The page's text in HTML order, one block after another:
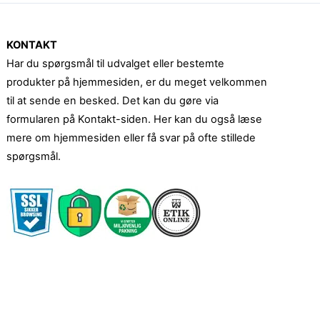
KONTAKT
Har du spørgsmål til udvalget eller bestemte
produkter på hjemmesiden, er du meget velkommen
til at sende en besked. Det kan du gøre via
formularen på Kontakt-siden. Her kan du også læse
mere om hjemmesiden eller få svar på ofte stillede
spørgsmål.